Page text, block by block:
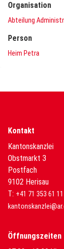
Organisation
Abteilung
Person
Heim Petra
Kontakt
Kantonskanzlei
Obstmarkt 3
Postfach
9102 Herisau
T: +41 71 353 61 11
Öffnungszeiten